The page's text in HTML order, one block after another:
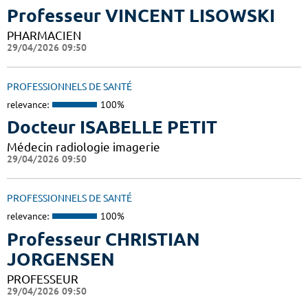
Professeur VINCENT LISOWSKI
PHARMACIEN
29/04/2026 09:50
PROFESSIONNELS DE SANTÉ
relevance: 100%
Docteur ISABELLE PETIT
Médecin radiologie imagerie
29/04/2026 09:50
PROFESSIONNELS DE SANTÉ
relevance: 100%
Professeur CHRISTIAN
JORGENSEN
PROFESSEUR
29/04/2026 09:50